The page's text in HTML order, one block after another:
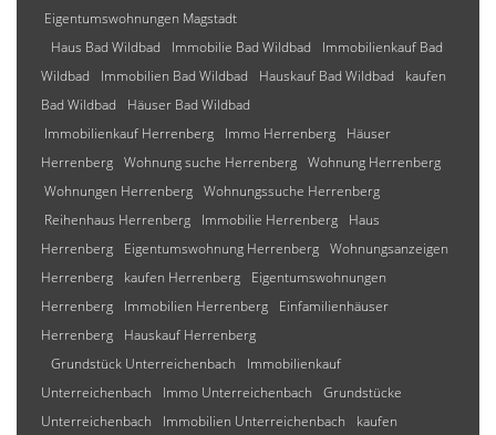
Eigentumswohnungen Magstadt
Haus Bad Wildbad
Immobilie Bad Wildbad
Immobilienkauf Bad
Wildbad
Immobilien Bad Wildbad Hauskauf Bad Wildbad
kaufen
Bad Wildbad
Häuser Bad Wildbad
Immobilienkauf Herrenberg
Immo Herrenberg
Häuser
Herrenberg Wohnung suche Herrenberg Wohnung Herrenberg
Wohnungen Herrenberg Wohnungssuche Herrenberg
Reihenhaus Herrenberg
Immobilie Herrenberg
Haus
Herrenberg
Eigentumswohnung Herrenberg Wohnungsanzeigen
Herrenberg
kaufen Herrenberg
Eigentumswohnungen
Herrenberg
Immobilien Herrenberg
Einfamilienhäuser
Herrenberg
Hauskauf Herrenberg
Grundstück Unterreichenbach
Immobilienkauf
Unterreichenbach
Immo Unterreichenbach
Grundstücke
Unterreichenbach
Immobilien Unterreichenbach
kaufen